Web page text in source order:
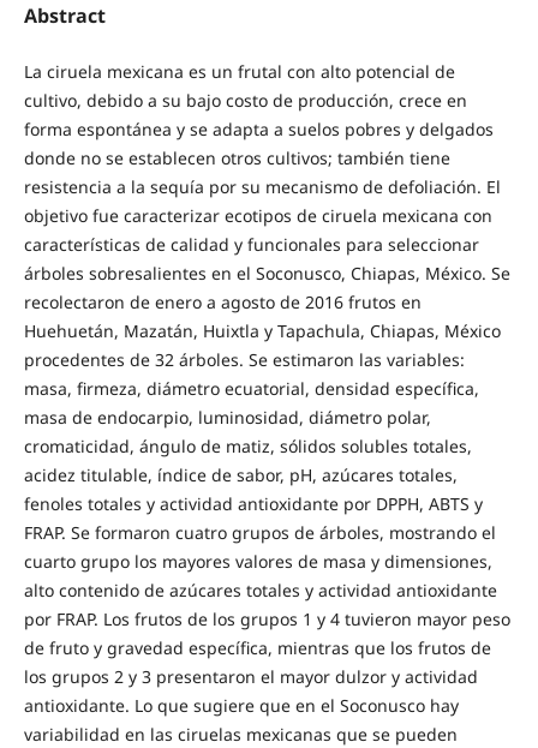
Abstract
La ciruela mexicana es un frutal con alto potencial de
cultivo, debido a su bajo costo de producción, crece en
forma espontánea y se adapta a suelos pobres y delgados
donde no se establecen otros cultivos; también tiene
resistencia a la sequía por su mecanismo de defoliación. El
objetivo fue caracterizar ecotipos de ciruela mexicana con
características de calidad y funcionales para seleccionar
árboles sobresalientes en el Soconusco, Chiapas, México. Se
recolectaron de enero a agosto de 2016 frutos en
Huehuetán, Mazatán, Huixtla y Tapachula, Chiapas, México
procedentes de 32 árboles. Se estimaron las variables:
masa, firmeza, diámetro ecuatorial, densidad específica,
masa de endocarpio, luminosidad, diámetro polar,
cromaticidad, ángulo de matiz, sólidos solubles totales,
acidez titulable, índice de sabor, pH, azúcares totales,
fenoles totales y actividad antioxidante por DPPH, ABTS y
FRAP. Se formaron cuatro grupos de árboles, mostrando el
cuarto grupo los mayores valores de masa y dimensiones,
alto contenido de azúcares totales y actividad antioxidante
por FRAP. Los frutos de los grupos 1 y 4 tuvieron mayor peso
de fruto y gravedad específica, mientras que los frutos de
los grupos 2 y 3 presentaron el mayor dulzor y actividad
antioxidante. Lo que sugiere que en el Soconusco hay
variabilidad en las ciruelas mexicanas que se pueden